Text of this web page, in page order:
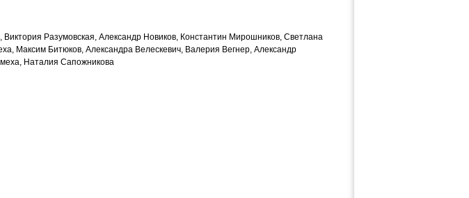
Разумовская, Александр Новиков, Константин Мирошников, Светлана
Максим Битюков, Александра Велескевич, Валерия Вегнер, Александр
Наталия Сапожникова